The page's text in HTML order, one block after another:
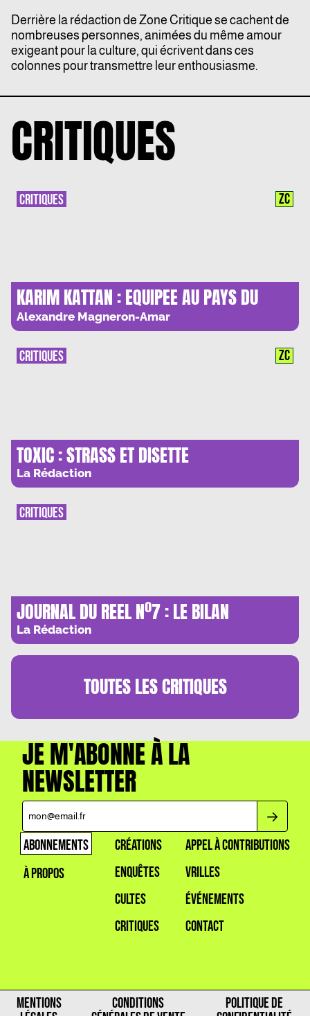
Derrière la rédaction de Zone Critique se cachent de
nombreuses personnes, animées du même amour
exigeant pour la culture, qui écrivent dans ces
colonnes pour transmettre leur enthousiasme.
CRITIQUES
KARIM KATTAN : EQUIPEE AU PAYS DU
MYTHE
Alexandre Magneron-Amar
CRITIQUES ZC
TOXIC : STRASS ET DISETTE
La Rédaction
CRITIQUES ZC
JOURNAL DU REEL Nº7 : LE BILAN
La Rédaction
CRITIQUES
TOUTES LESCRITIQUES
JE M'ABONNE À LA
NEWSLETTER
ABONNEMENTS
À PROPOS
CRÉATIONS
ENQUÊTES
CULTES
CRITIQUES
APPEL À CONTRIBUTIONS
VRILLES
ÉVÉNEMENTS
CONTACT
MENTIONS
CONDITIONS
POLITIQUE DE